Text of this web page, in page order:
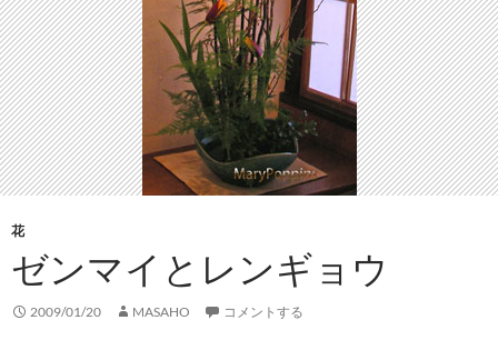
花
ゼンマイとレンギョウ
2009/01/20 MASAHO コメントする